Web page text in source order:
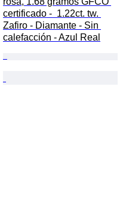
certificado -  1.22ct. tw.
Zafiro - Diamante - Sin
calefacción - Azul Real